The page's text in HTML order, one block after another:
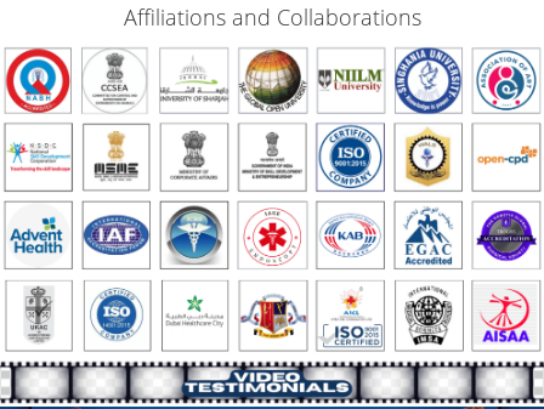
Affiliations and Collaborations